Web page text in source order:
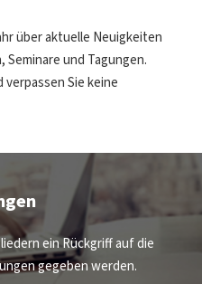
über aktuelle Neuigkeiten
und Tagungen.
verpassen Sie keine
ein Rückgriff auf die
gegeben werden.